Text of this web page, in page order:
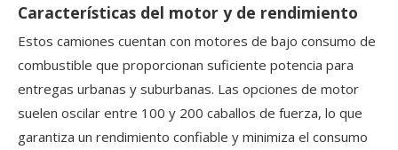
Características del motor y de rendimiento
Estos camiones cuentan con motores de bajo consumo de
combustible que proporcionan suficiente potencia para
entregas urbanas y suburbanas. Las opciones de motor
suelen oscilar entre 100 y 200 caballos de fuerza, lo que
garantiza un rendimiento confiable y minimiza el consumo